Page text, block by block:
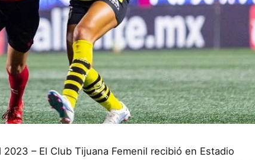
– El Club Tijuana Femenil recibió en Estadio